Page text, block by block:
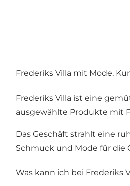
Frederiks Villa mit Mode,
Frederiks Villa ist eine
ausgewählte Produkte mit
Das Geschäft strahlt eine
Schmuck und Mode für die
Was kann ich bei Frederiks